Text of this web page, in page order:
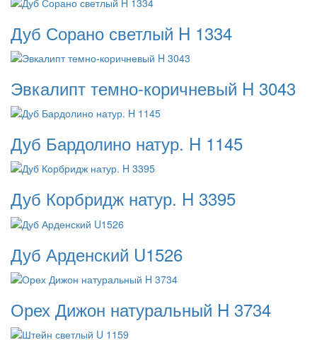
Дуб Сорано светлый H 1334
Эвкалипт темно-коричневый H 3043
Дуб Бардолино натур. H 1145
Дуб Корбридж натур. H 3395
Дуб Арденский U1526
Орех Дижон натуральный H 3734